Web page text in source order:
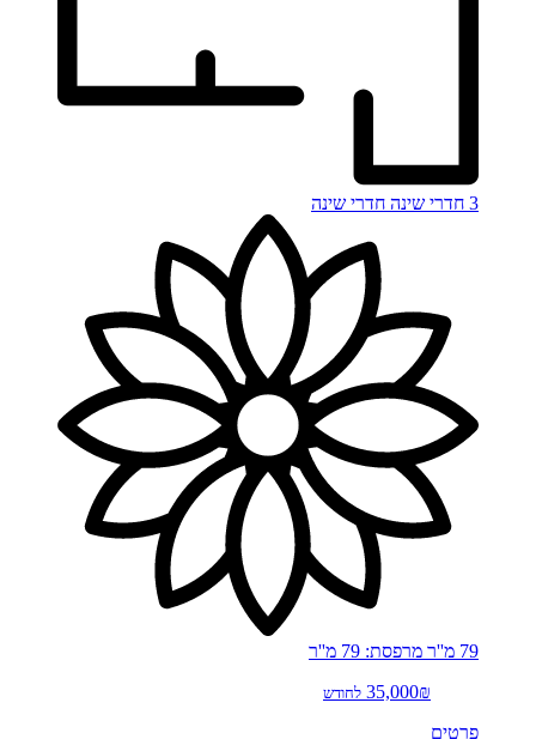
3 חדרי שינה חדרי שינה
79 מ''ר
מרפסת: 79 מ''ר
35,000₪ לחודש
פרטים